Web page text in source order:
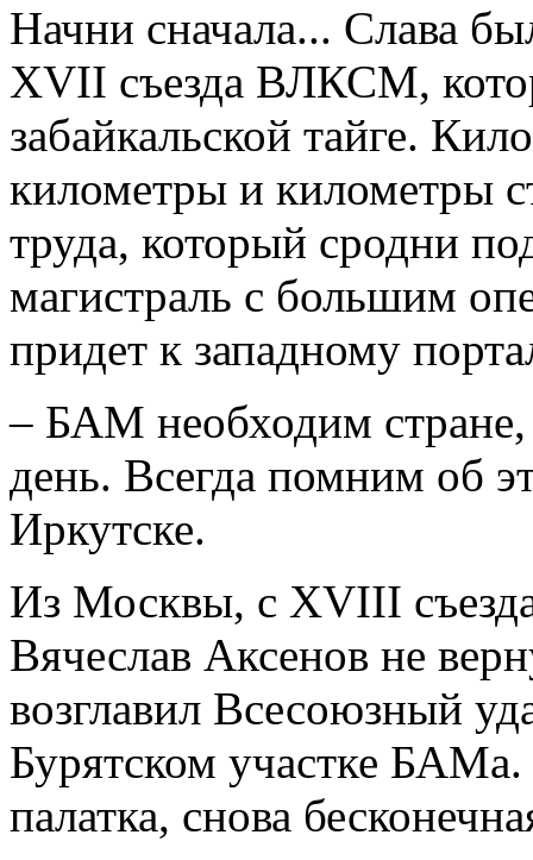
Начни сначала... Слава
XVII съезда ВЛКСМ,
забайкальской тайге.
километры и километры
труда, который сродни
магистраль с большим
придет к западному
– БАМ необходим
день. Всегда помним об
Иркутске.
Из Москвы, с XVIII
Вячеслав Аксенов не
возглавил Всесоюзный
Бурятском участке БАМа.
палатка, снова